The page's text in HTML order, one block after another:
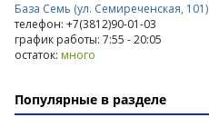
База Семь (ул. Семиреченская, 101)
телефон: +7(3812)90-01-03
график работы: 7:55 - 20:05
остаток: много
Популярные в разделе